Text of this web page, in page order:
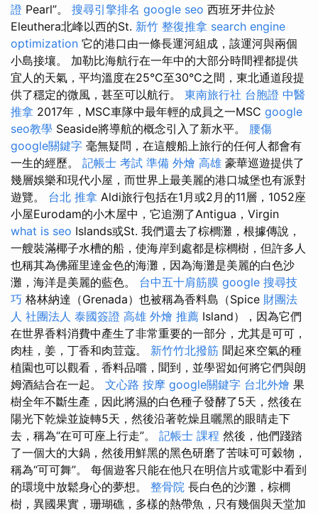
證 Pearl”。 搜尋引擎排名 google seo 西班牙井位於
Eleuthera北峰以西的St. 新竹 整復推拿 search engine
optimization 它的港口由一條長運河組成，該運河與兩個
小島接壤。 加勒比海航行在一年中的大部分時間裡都提供
宜人的天氣，平均溫度在25°C至30°C之間，東北通道段提
供了穩定的微風，甚至可以航行。 東南旅行社 台胞證 中醫
推拿 2017年，MSC車隊中最年輕的成員之一MSC google
seo教學 Seaside將導航的概念引入了新水平。 腰傷
google關鍵字 毫無疑問，在這艘船上旅行的任何人都會有
一生的經歷。 記帳士 考試 準備 外燴 高雄 豪華巡遊提供了
幾層娛樂和現代小屋，而世界上最美麗的港口城堡也有派對
遊覽。 台北 推拿 Aldi旅行包括在1月或2月的11層，1052座
小屋Eurodam的小木屋中，它追溯了Antigua，Virgin
what is seo Islands或St. 我們還去了棕櫚灘，根據傳說，
一艘裝滿椰子水槽的船，使海岸到處都是棕櫚樹，但許多人
也稱其為佛羅里達金色的海灘，因為海灘是美麗的白色沙
灘，海洋是美麗的藍色。 台中五十肩筋膜 google 搜尋技
巧 格林納達（Grenada）也被稱為香料島（Spice 財團法
人 社團法人 泰國簽證 高雄 外燴 推薦 Island），因為它們
在世界香料消費中產生了非常重要的一部分，尤其是可可，
肉桂，姜，丁香和肉荳蔻。 新竹竹北撥筋 聞起來空氣的種
植園也可以觀看，香料品嚐，聞到，並學習如何將它們與朗
姆酒結合在一起。 文心路 按摩 google關鍵字 台北外燴 果
樹全年不斷生產，因此將濕的白色種子發酵了5天，然後在
陽光下乾燥並旋轉5天，然後沿著乾燥且曬黑的眼睛走下
去，稱為“在可可座上行走”。 記帳士 課程 然後，他們踐踏
了一個大的大鍋，然後用鮮黑的黑色研磨了苦味可可穀物，
稱為“可可舞”。 每個遊客只能在他只在明信片或電影中看到
的環境中放鬆身心的夢想。 整骨院 長白色的沙灘，棕櫚
樹，異國果實，珊瑚礁，多樣的熱帶魚，只有幾個與天堂加